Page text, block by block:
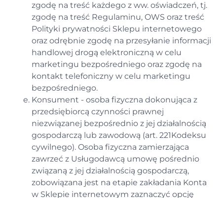
zgodę na treść każdego z ww. oświadczeń, tj.
zgodę na treść Regulaminu, OWS oraz treść
Polityki prywatności Sklepu internetowego
oraz odrębnie zgodę na przesyłanie informacji
handlowej drogą elektroniczną w celu
marketingu bezpośredniego oraz zgodę na
kontakt telefoniczny w celu marketingu
bezpośredniego.
Konsument - osoba fizyczna dokonująca z
przedsiębiorcą czynności prawnej
niezwiązanej bezpośrednio z jej działalnością
gospodarczą lub zawodową (art. 221Kodeksu
cywilnego). Osoba fizyczna zamierzająca
zawrzeć z Usługodawcą umowę pośrednio
związaną z jej działalnością gospodarczą,
zobowiązana jest na etapie zakładania Konta
w Sklepie internetowym zaznaczyć opcję